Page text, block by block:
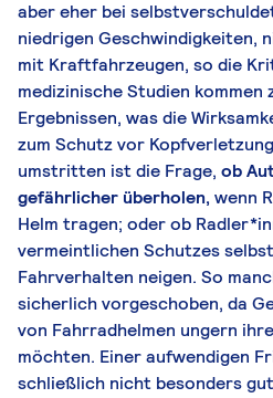
aber eher bei
niedrigen Geschwindigkeiten,
mit Kraftfahrzeugen, so die
medizinische Studien
Ergebnissen, was die
zum Schutz vor
umstritten ist die Frage, ob
gefährlicher überholen, wenn
Helm tragen; oder ob
vermeintlichen Schutzes
Fahrverhalten neigen. So
sicherlich vorgeschoben, da
von Fahrradhelmen ungern
möchten. Einer aufwendigen
schließlich nicht besonders